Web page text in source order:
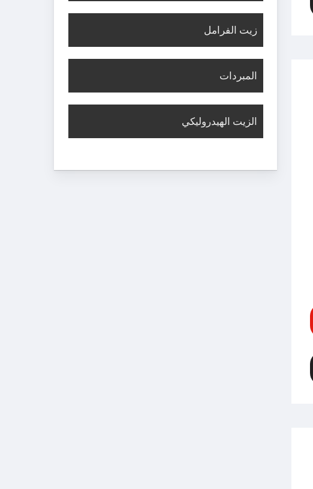
زيت الفرامل
المبردات
الزيت الهيدروليكي